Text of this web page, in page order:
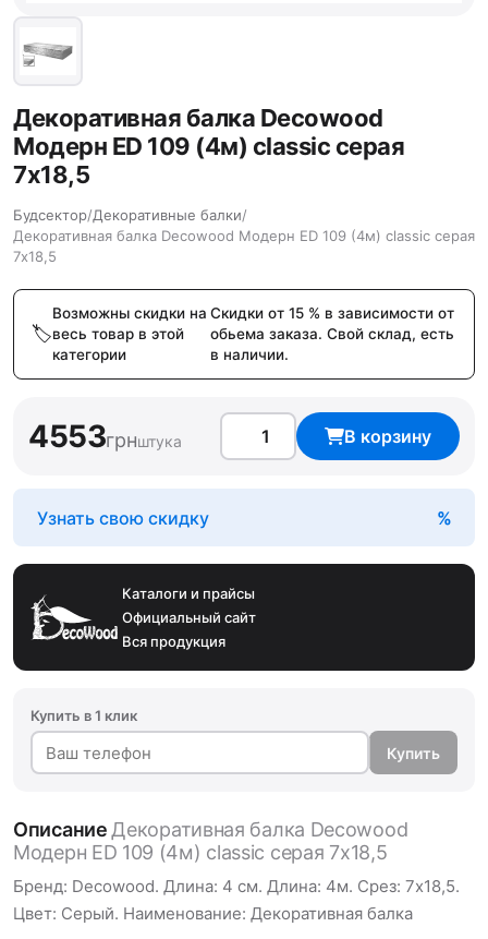
Декоративная балка Decowood
Модерн ED 109 (4м) classic серая
7х18,5
Будсектор/Декоративные балки/
Декоративная балка Decowood Модерн ED 109 (4м) classic серая
7х18,5
Возможны скидки на
весь товар в этой
категории
Скидки от 15 % в зависимости от
обьема заказа. Свой склад, есть
в наличии.
4553грнштука В корзину
Узнать свою скидку
Каталоги и прайсы
Официальный сайт
Вся продукция
Купить в 1 клик
Купить
ОписаниеДекоративная балка Decowood
Модерн ED 109 (4м) classic серая 7х18,5
Бренд: Decowood. Длина: 4 см. Длина: 4м. Срез: 7х18,5.
Цвет: Серый. Наименование: Декоративная балка